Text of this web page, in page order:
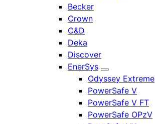
Becker
Crown
C&D
Deka
Discover
EnerSys
Odyssey Extreme
PowerSafe V
PowerSafe V FT
PowerSafe OPzV